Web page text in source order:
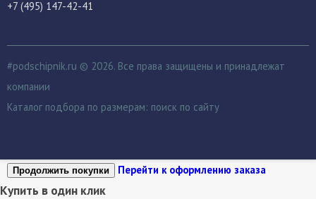
+7 (495) 147-42-41
#podschipnik.ru © 2026. Все права защищены и принадлежат
компании
Каталог подбора по размерам: поиск по сайту
Продолжить покупки Перейти к оформлению заказа
Купить в один клик